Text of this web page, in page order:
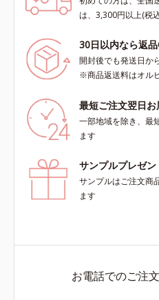
は、3,300円以上(税
30日以内なら返
開封後でも発送日か
※商品返送料はオル
最短ご注文翌日お
一部地域を除き、最
ます
サンプルプレゼン
サンプルはご注文商
ます
お電話でのご注